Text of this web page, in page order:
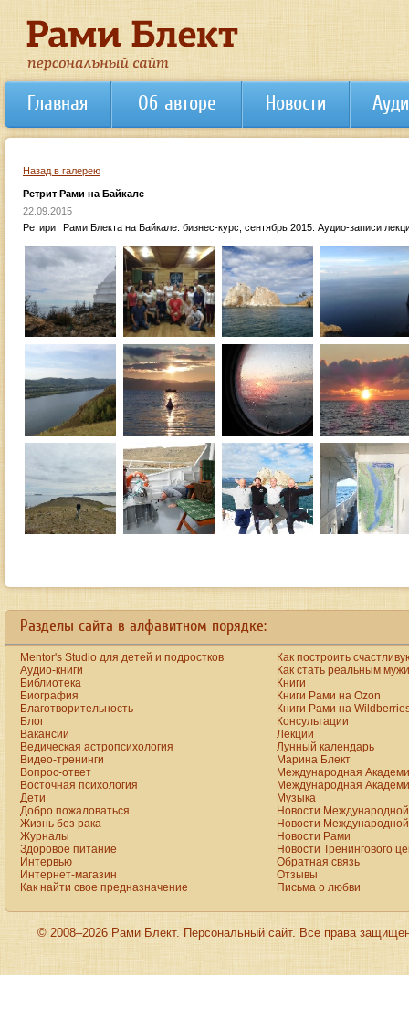
Главная Об авторе Новости
Назад в галерею
Ретрит Рами на Байкале
22.09.2015
Ретирит Рами Блекта на Байкале: бизнес-курс, сентябрь 2015. Аудио-записи
Разделы сайта в алфавитном порядке:
Mentor's Studio для детей и подростков
Аудио-книги
Библиотека
Биография
Благотворительность
Блог
Вакансии
Ведическая астропсихология
Видео-тренинги
Вопрос-ответ
Восточная психология
Дети
Добро пожаловаться
Жизнь без рака
Журналы
Здоровое питание
Интервью
Интернет-магазин
Как найти свое предназначение
Как построить
Как стать реальным
Книги
Книги Рами на Ozon
Книги Рами на
Консультации
Лекции
Лунный календарь
Марина Блект
Международная
Международная
Музыка
Новости
Новости
Новости Рами
Новости Тренингового
Обратная связь
Отзывы
Письма о любви
© 2008–2026 Рами Блект. Персональный сайт. Все права